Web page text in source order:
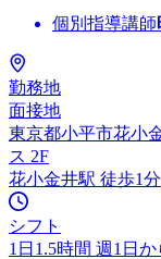
個別指導講師
勤務地
面接地
東京都小平市花小
ス 2F
花小金井駅 徒歩1分
シフト
1日1.5時間 週1日